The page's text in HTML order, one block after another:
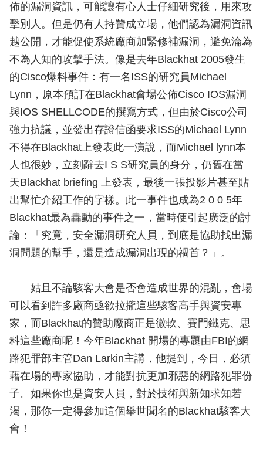
佈的漏洞資訊，可能讓有心人士仔細研究後，用來攻
擊別人。但是仍有人持贊成立場，他們認為漏洞資訊
越公開，才能促使系統廠商加緊修補漏洞，避免淪為
不為人知的攻擊手法。像是去年Blackhat 2005發生
的Cisco爆料事件：有一名ISS的研究員Michael
Lynn，原本預訂在Blackhat會場公佈Cisco IOS漏洞
與IOS SHELLCODE的撰寫方式，但由於Cisco公司
強力抗議，並發出存證信函要求ISS的Michael Lynn
不得在Blackhat上發表此一演說，而Michael lynn本
人也很妙，立刻辭去I S S研究員的身分，仍舊在當
天Blackhat briefing 上發表，最後一張投影片甚至貼
出幫忙介紹工作的字樣。此一事件也成為2 0 0 5年
Blackhat最為轟動的事件之一，當時便引起廣泛的討
論：「究竟，安全漏洞研究人員，到底是協助找出漏
洞問題的幫手，還是造成漏洞出現的禍首？」。
姑且不論駭客大會是否會造成世界的混亂，會場
可以看到許多廠商亟欲拉攏這些駭客高手與資安專
家，而Blackhat的贊助廠商正是微軟、賽門鐵克、思
科這些廠商呢！今年Blackhat 開場的專題由FBI的網
路犯罪部主管Dan Larkin主講，他提到，今日，必須
藉在場的專家協助，才能對抗更加邪惡的網路犯罪份
子。如果你也是資安人員，對於技術與新知求知若
渴，那你一定得參加這個舉世聞名的Blackhat駭客大
會！